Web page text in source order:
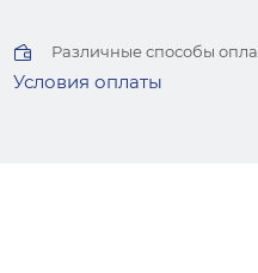
Различные способы
Условия оплаты